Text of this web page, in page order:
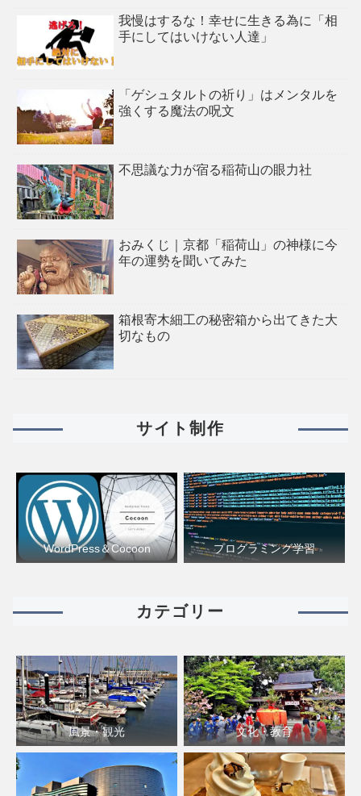
我慢はするな！幸せに生きる為に「相
手にしてはいけない人達」
「ゲシュタルトの祈り」はメンタルを
強くする魔法の呪文
不思議な力が宿る稲荷山の眼力社
おみくじ｜京都「稲荷山」の神様に今
年の運勢を聞いてみた
箱根寄木細工の秘密箱から出てきた大
切なもの
サイト制作
WordPress＆Cocoon プログラミング学習
カテゴリー
風景・観光 文化・教育